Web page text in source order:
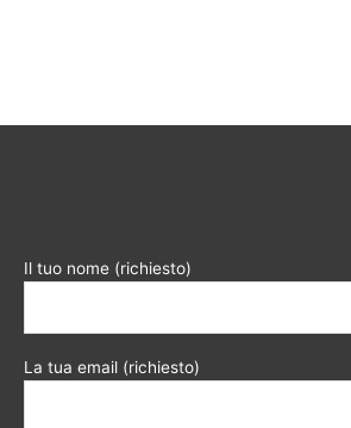
del
Il tuo nome (richiesto)
La tua email (richiesto)